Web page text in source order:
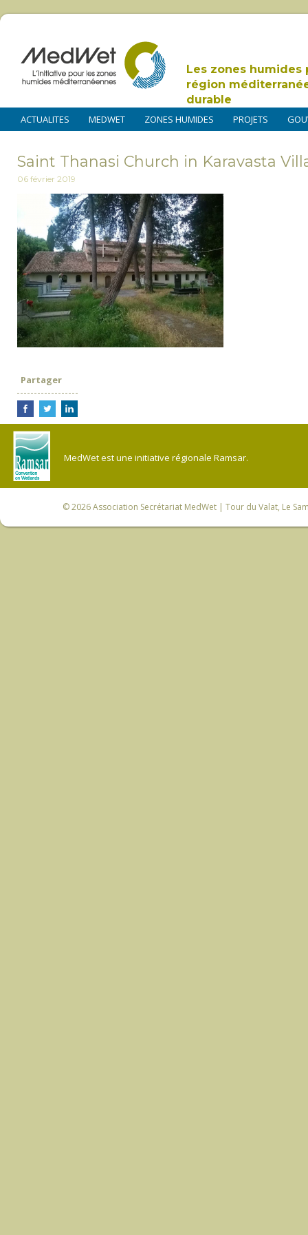
Les zones humides
région
durable
ACTUALITES MEDWET ZONES HUMIDES PROJETS
Saint Thanasi Church in Karavasta
06 février 2019
Partager
MedWet est une initiative régionale Ramsar.
© 2026Association Secrétariat MedWet | Tour du Valat, Le